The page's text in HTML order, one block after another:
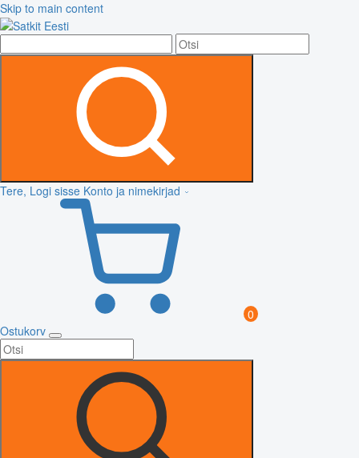
Skip to main content
Tere, Logi sisse Konto ja nimekirjad
0
Ostukorv